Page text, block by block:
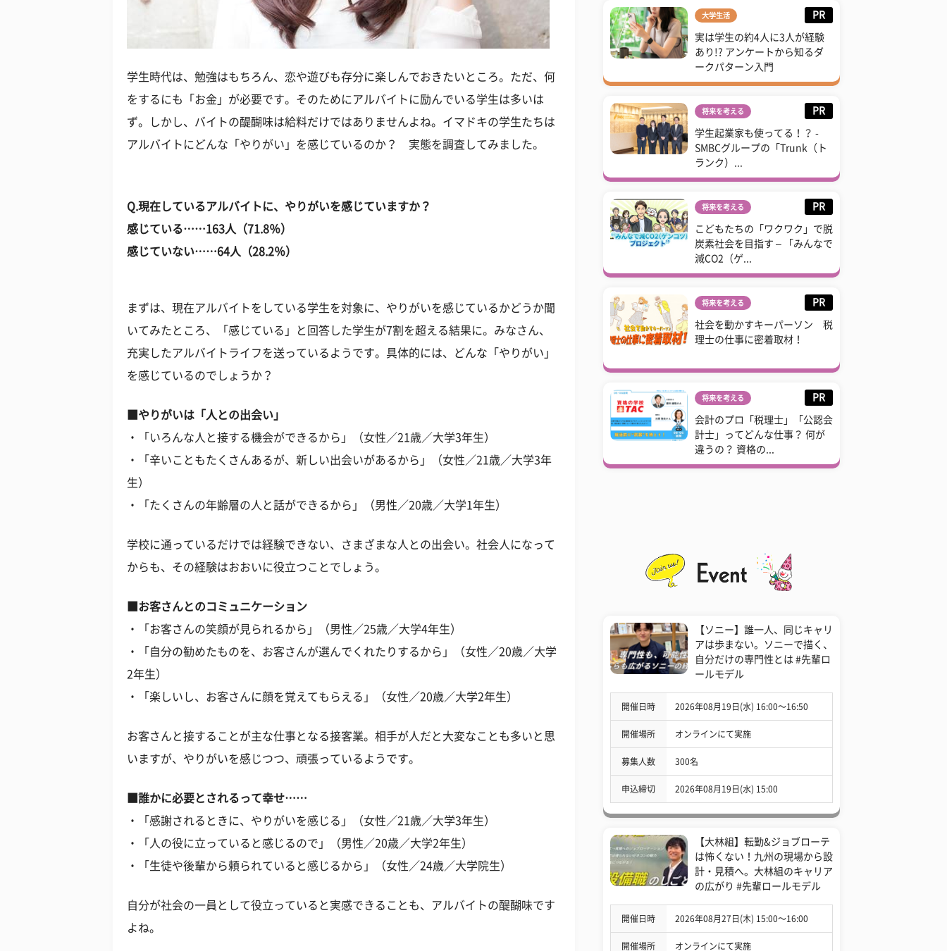
学生時代は、勉強はもちろん、恋や遊びも存分に楽しんでおきたいところ。ただ、何
をするにも「お金」が必要です。そのためにアルバイトに励んでいる学生は多いは
ず。しかし、バイトの醍醐味は給料だけではありませんよね。イマドキの学生たちは
アルバイトにどんな「やりがい」を感じているのか？ 実態を調査してみました。
Q.現在しているアルバイトに、やりがいを感じていますか？
感じている……163人（71.8％）
感じていない……64人（28.2％）
まずは、現在アルバイトをしている学生を対象に、やりがいを感じているかどうか聞
いてみたところ、「感じている」と回答した学生が7割を超える結果に。みなさん、
充実したアルバイトライフを送っているようです。具体的には、どんな「やりがい」
を感じているのでしょうか？
■やりがいは「人との出会い」
・「いろんな人と接する機会ができるから」（女性／21歳／大学3年生）
・「辛いこともたくさんあるが、新しい出会いがあるから」（女性／21歳／大学3年
生）
・「たくさんの年齢層の人と話ができるから」（男性／20歳／大学1年生）
学校に通っているだけでは経験できない、さまざまな人との出会い。社会人になって
からも、その経験はおおいに役立つことでしょう。
■お客さんとのコミュニケーション
・「お客さんの笑顔が見られるから」（男性／25歳／大学4年生）
・「自分の勧めたものを、お客さんが選んでくれたりするから」（女性／20歳／大学
2年生）
・「楽しいし、お客さんに顔を覚えてもらえる」（女性／20歳／大学2年生）
お客さんと接することが主な仕事となる接客業。相手が人だと大変なことも多いと思
いますが、やりがいを感じつつ、頑張っているようです。
■誰かに必要とされるって幸せ……
・「感謝されるときに、やりがいを感じる」（女性／21歳／大学3年生）
・「人の役に立っていると感じるので」（男性／20歳／大学2年生）
・「生徒や後輩から頼られていると感じるから」（女性／24歳／大学院生）
自分が社会の一員として役立っていると実感できることも、アルバイトの醍醐味です
よね。
大学生活 PR
実は学生の約4人に3人が経験
あり!? アンケートから知るダ
ークパターン入門
将来を考える PR
学生起業家も使ってる！？ -
SMBCグループの「Trunk（ト
ランク）...
将来を考える PR
こどもたちの「ワクワク」で脱
炭素社会を目指す – 「みんなで
減CO2（ゲ...
将来を考える PR
社会を動かすキーパーソン 税
理士の仕事に密着取材！
将来を考える PR
会計のプロ「税理士」「公認会
計士」ってどんな仕事？ 何が
違うの？ 資格の...
【ソニー】誰一人、同じキャリ
アは歩まない。ソニーで描く、
自分だけの専門性とは #先輩ロ
ールモデル
開催日時 2026年08月19日(水) 16:00〜16:50
開催場所 オンラインにて実施
募集人数 300名
申込締切 2026年08月19日(水) 15:00
【大林組】転勤&ジョブローテ
は怖くない！九州の現場から設
計・見積へ。大林組のキャリア
の広がり #先輩ロールモデル
開催日時 2026年08月27日(木) 15:00〜16:00
開催場所 オンラインにて実施